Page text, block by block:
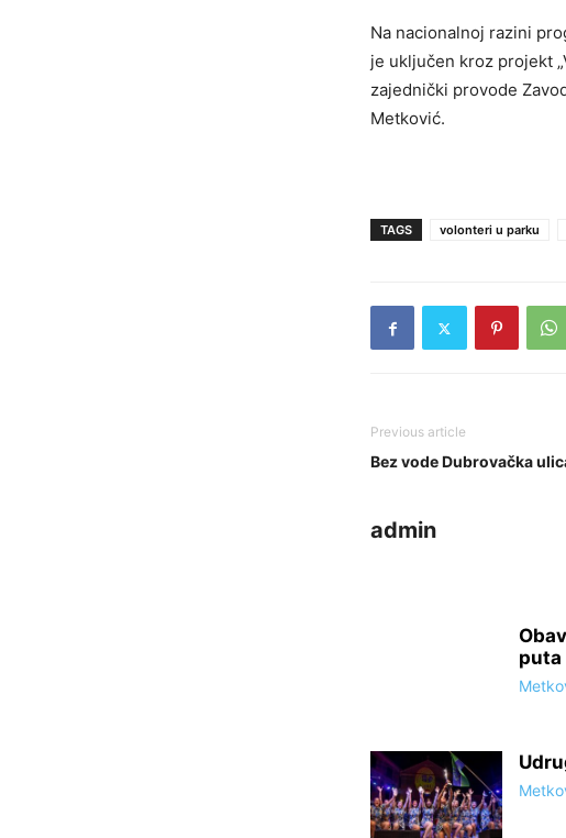
Na nacionalnoj razini
je uključen kroz projekt
zajednički provode
Metković.
TAGS volonteri u parku
Previous article
Bez vode Dubrovačka
admin
puta